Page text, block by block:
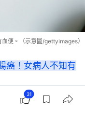
便。（示意圖/gettyimages）
癌！女病人不知有
31